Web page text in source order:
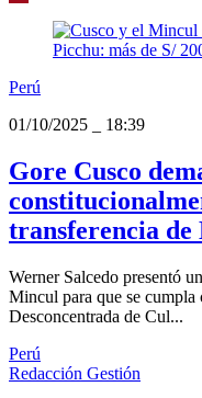
Perú
01/10/2025
18:39
Gore Cusco
transferencia de
Werner Salcedo presentó
Mincul para que se
Desconcentrada de Cul...
Perú
Redacción Gestión